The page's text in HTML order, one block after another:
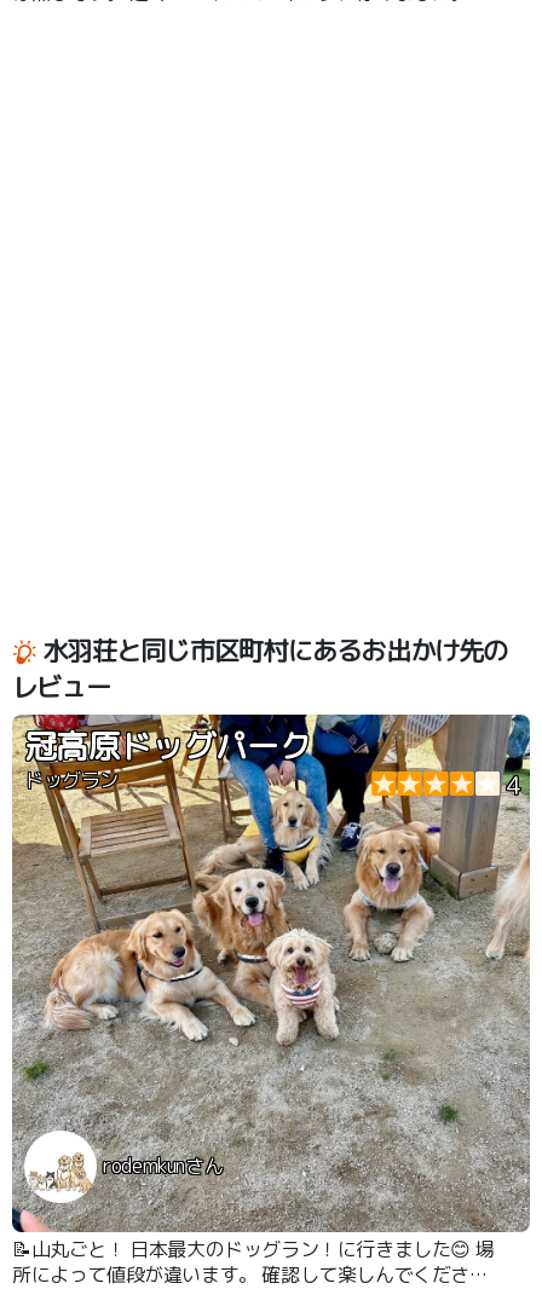
水羽荘と同じ市区町村にあるお出かけ先の
レビュー
冠高原ドッグパーク
ドッグラン 4
rodemkunさん
📝山丸ごと！ 日本最大のドッグラン！に行きました😊 場
所によって値段が違います。 確認して楽しんでください